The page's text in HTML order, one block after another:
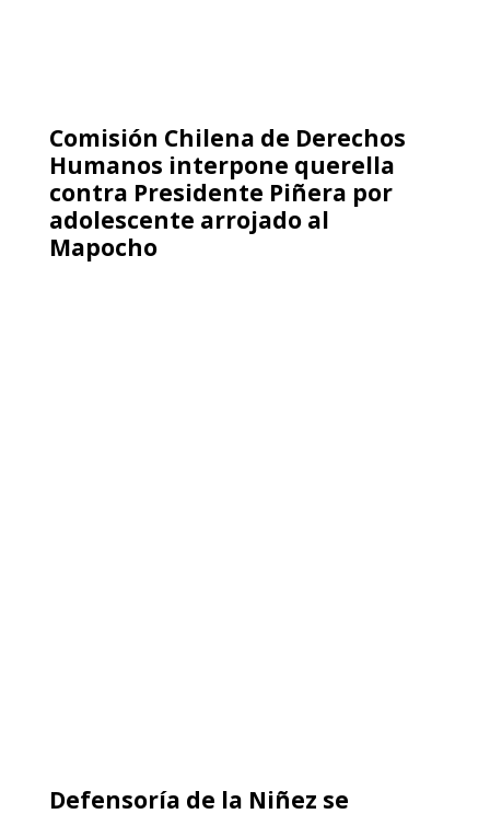
Comisión Chilena de Derechos
Humanos interpone querella
contra Presidente Piñera por
adolescente arrojado al
Mapocho
Defensoría de la Niñez se